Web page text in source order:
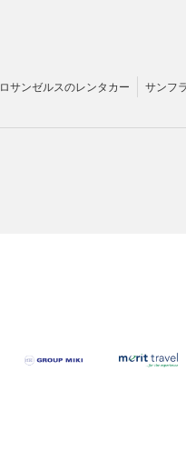
ロサンゼルスのレンタカー サンフ